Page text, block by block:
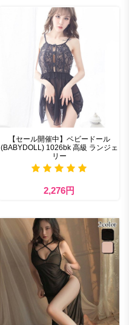
【セール開催中】ベビードール
(BABYDOLL) 1026bk 高級 ランジェ
リー
2,276円